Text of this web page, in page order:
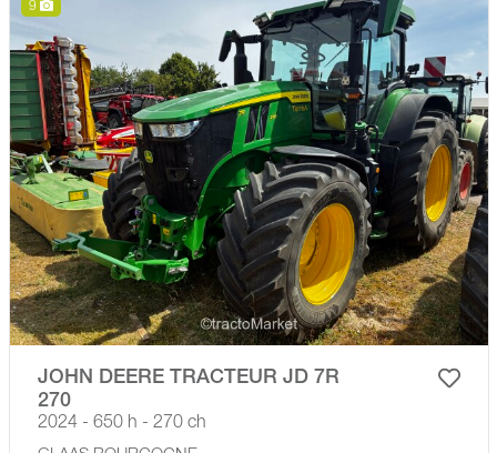
9
JOHN DEERE TRACTEUR JD 7R
270
2024 - 650 h - 270 ch